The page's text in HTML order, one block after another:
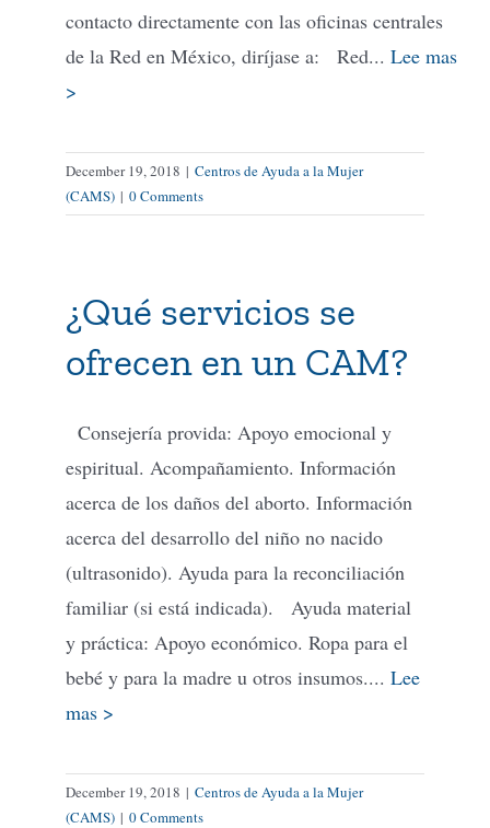
contacto directamente con las oficinas centrales
de la Red en México, diríjase a: Red... Lee mas
>
December 19, 2018 | Centros de Ayuda a la Mujer
(CAMS) | 0 Comments
¿Qué servicios se
ofrecen en un CAM?
Consejería provida: Apoyo emocional y
espiritual. Acompañamiento. Información
acerca de los daños del aborto. Información
acerca del desarrollo del niño no nacido
(ultrasonido). Ayuda para la reconciliación
familiar (si está indicada). Ayuda material
y práctica: Apoyo económico. Ropa para el
bebé y para la madre u otros insumos.... Lee
mas >
December 19, 2018 | Centros de Ayuda a la Mujer
(CAMS) | 0 Comments